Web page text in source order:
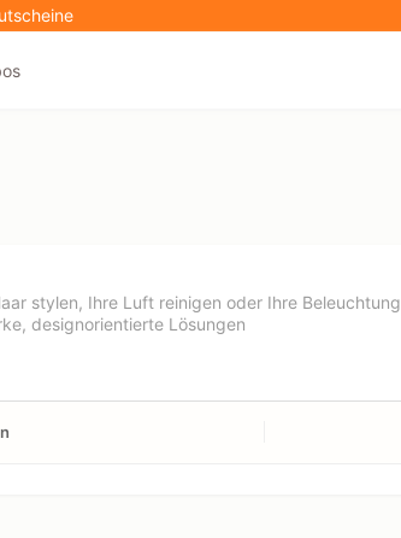
stylen, Ihre Luft reinigen oder Ihre Beleuchtung
designorientierte Lösungen